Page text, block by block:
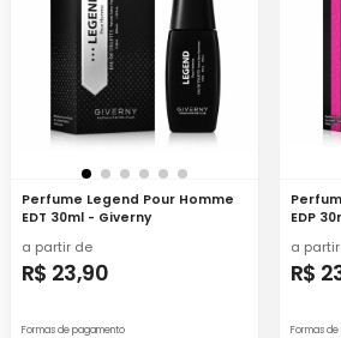
Perfume Legend Pour Homme
EDT 30ml - Giverny
a partir de
R$ 23,90
Formas de pagamento
EDP
a
R$
Formas